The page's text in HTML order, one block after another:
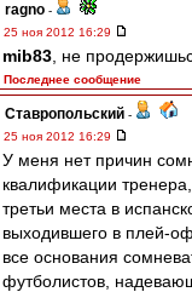
ragno -
25 ноя 2012 16:29
mib83 , не
Последнее сообщение
Ставропольский -
25 ноя 2012 16:29
У меня нет причин
квалификации
третьи места в
выходившего в плей-
все основания
футболистов,